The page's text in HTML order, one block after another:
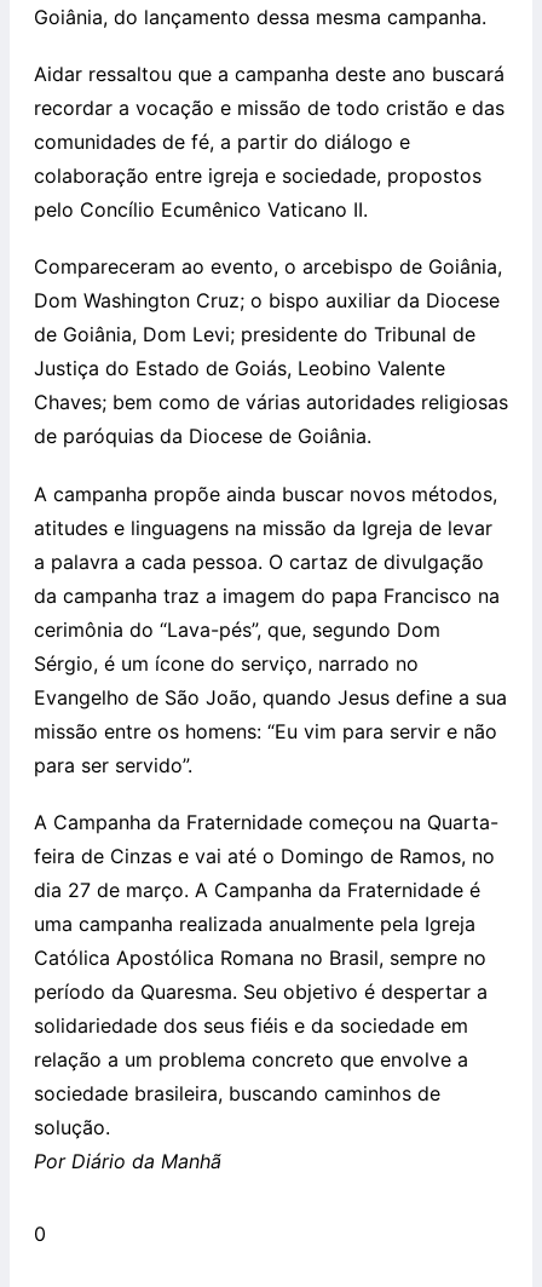
Goiânia, do lançamento dessa mesma campanha.
Aidar ressaltou que a campanha deste ano buscará
recordar a vocação e missão de todo cristão e das
comunidades de fé, a partir do diálogo e
colaboração entre igreja e sociedade, propostos
pelo Concílio Ecumênico Vaticano II.
Compareceram ao evento, o arcebispo de Goiânia,
Dom Washington Cruz; o bispo auxiliar da Diocese
de Goiânia, Dom Levi; presidente do Tribunal de
Justiça do Estado de Goiás, Leobino Valente
Chaves; bem como de várias autoridades religiosas
de paróquias da Diocese de Goiânia.
A campanha propõe ainda buscar novos métodos,
atitudes e linguagens na missão da Igreja de levar
a palavra a cada pessoa. O cartaz de divulgação
da campanha traz a imagem do papa Francisco na
cerimônia do “Lava-pés”, que, segundo Dom
Sérgio, é um ícone do serviço, narrado no
Evangelho de São João, quando Jesus define a sua
missão entre os homens: “Eu vim para servir e não
para ser servido”.
A Campanha da Fraternidade começou na Quarta-
feira de Cinzas e vai até o Domingo de Ramos, no
dia 27 de março. A Campanha da Fraternidade é
uma campanha realizada anualmente pela Igreja
Católica Apostólica Romana no Brasil, sempre no
período da Quaresma. Seu objetivo é despertar a
solidariedade dos seus fiéis e da sociedade em
relação a um problema concreto que envolve a
sociedade brasileira, buscando caminhos de
solução.
Por Diário da Manhã
0